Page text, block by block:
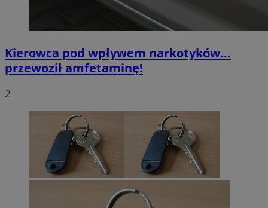
Kierowca pod wpływem narkotyków...
przewoził amfetaminę!
2